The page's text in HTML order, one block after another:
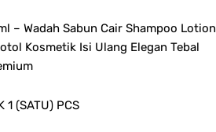
– Wadah Sabun Cair Shampoo Lotion
Kosmetik Isi Ulang Elegan Tebal
1 (SATU) PCS